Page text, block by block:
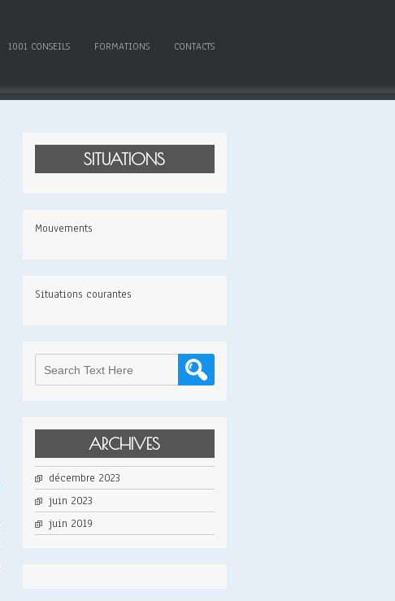
1001 CONSEILS FORMATIONS CONTACTS
SITUATIONS
Mouvements
Situations courantes
ARCHIVES
décembre 2023
juin 2023
juin 2019